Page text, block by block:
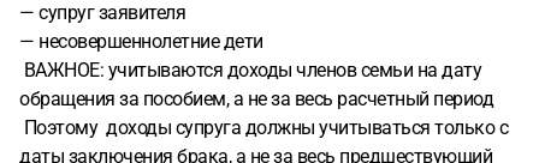
— супруг заявителя
— несовершеннолетние дети
ВАЖНОЕ: учитываются доходы членов семьи на дату
обращения за пособием, а не за весь расчетный период
Поэтому доходы супруга должны учитываться только с
даты заключения брака, а не за весь предшествующий